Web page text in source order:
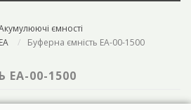
ємності
Буферна ємність ЕА-00-1500
ЕА-00-1500